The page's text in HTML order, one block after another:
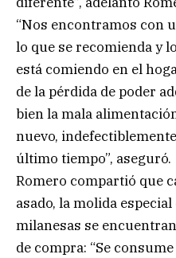
“Nos encontramos con
lo que se recomienda y
está comiendo en el
de la pérdida de poder
bien la mala
nuevo,
último tiempo”, aseguró.
Romero compartió que
asado, la molida
milanesas se
de compra: “Se